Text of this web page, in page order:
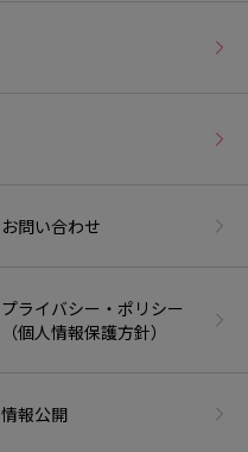
お問い合わせ
プライバシー・ポリシー
（個人情報保護方針）
情報公開